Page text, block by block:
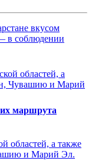
вкусом
в соблюдении
маршрута
областей, а также
и Марий Эл.